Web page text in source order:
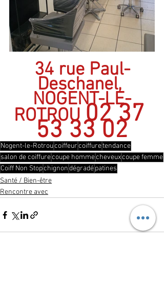
34 rue Paul-
Deschanel,
NOGENT-LE-
ROTROU 02 37
53 33 02
Nogent-le-Rotroucoiffeurcoiffuretendance
salon de coiffurecoupe hommecheveuxcoupe femme
Coiff Non Stopchignondégradépatines
Santé / Bien-être
Rencontre avec